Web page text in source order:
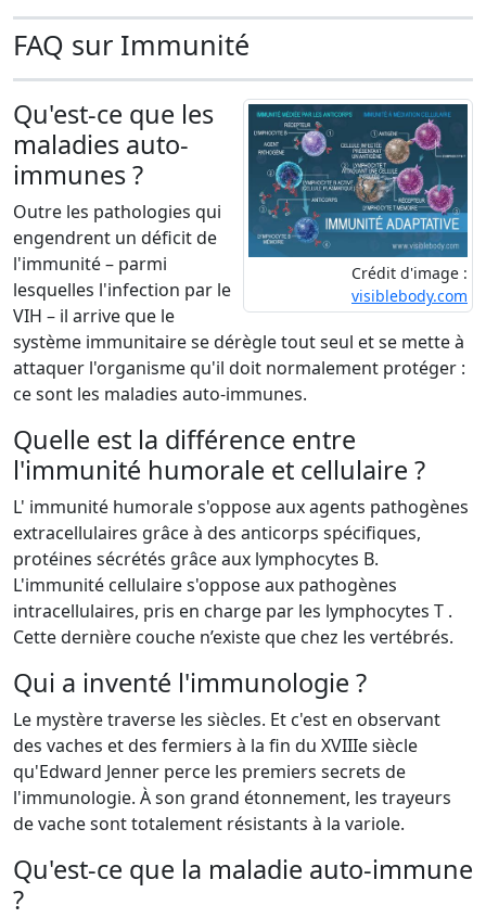
FAQ sur Immunité
Crédit d'image :
visiblebody.com
Qu'est-ce que les
maladies auto-
immunes ?
Outre les pathologies qui
engendrent un déficit de
l'immunité – parmi
lesquelles l'infection par le
VIH – il arrive que le
système immunitaire se dérègle tout seul et se mette à
attaquer l'organisme qu'il doit normalement protéger :
ce sont les maladies auto-immunes.
Quelle est la différence entre
l'immunité humorale et cellulaire ?
L' immunité humorale s'oppose aux agents pathogènes
extracellulaires grâce à des anticorps spécifiques,
protéines sécrétés grâce aux lymphocytes B.
L'immunité cellulaire s'oppose aux pathogènes
intracellulaires, pris en charge par les lymphocytes T .
Cette dernière couche n’existe que chez les vertébrés.
Qui a inventé l'immunologie ?
Le mystère traverse les siècles. Et c'est en observant
des vaches et des fermiers à la fin du XVIIIe siècle
qu'Edward Jenner perce les premiers secrets de
l'immunologie. À son grand étonnement, les trayeurs
de vache sont totalement résistants à la variole.
Qu'est-ce que la maladie auto-immune
?